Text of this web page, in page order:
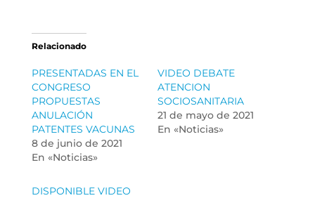
Relacionado
PRESENTADAS EN EL
CONGRESO
PROPUESTAS
ANULACIÓN
PATENTES VACUNAS
8 de junio de 2021
En «Noticias»
VIDEO DEBATE
ATENCION
SOCIOSANITARIA
21 de mayo de 2021
En «Noticias»
DISPONIBLE VIDEO